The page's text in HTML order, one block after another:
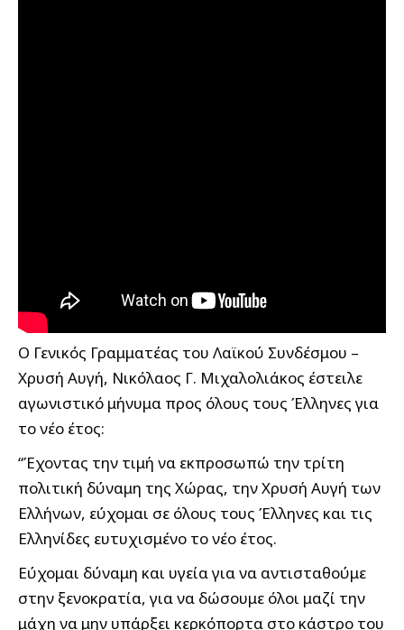
Ο Γενικός Γραμματέας του Λαϊκού Συνδέσμου –
Χρυσή Αυγή, Νικόλαος Γ. Μιχαλολιάκος έστειλε
αγωνιστικό μήνυμα προς όλους τους Έλληνες για
το νέο έτος:
“Έχοντας την τιμή να εκπροσωπώ την τρίτη
πολιτική δύναμη της Χώρας, την Χρυσή Αυγή των
Ελλήνων, εύχομαι σε όλους τους Έλληνες και τις
Ελληνίδες ευτυχισμένο το νέο έτος.
Εύχομαι δύναμη και υγεία για να αντισταθούμε
στην ξενοκρατία, για να δώσουμε όλοι μαζί την
μάχη να μην υπάρξει κερκόπορτα στο κάστρο του